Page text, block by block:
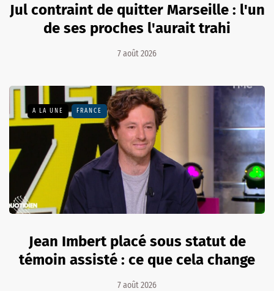
Jul contraint de quitter Marseille : l'un
de ses proches l'aurait trahi
7 août 2026
A LA UNE FRANCE
Jean Imbert placé sous statut de
témoin assisté : ce que cela change
7 août 2026